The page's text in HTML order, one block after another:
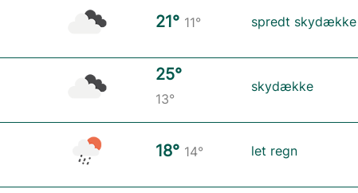
21° 11° spredt skydække
25°
13°
skydække
18° 14° let regn